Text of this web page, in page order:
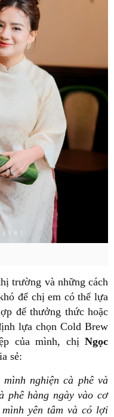
trường và những cách
để chị em có thể lựa
để thưởng thức hoặc
lựa chọn Cold Brew
của mình, chị Ngọc
sẻ:
nghiện cà phê và
phê hàng ngày vào cơ
yên tâm và có lợi